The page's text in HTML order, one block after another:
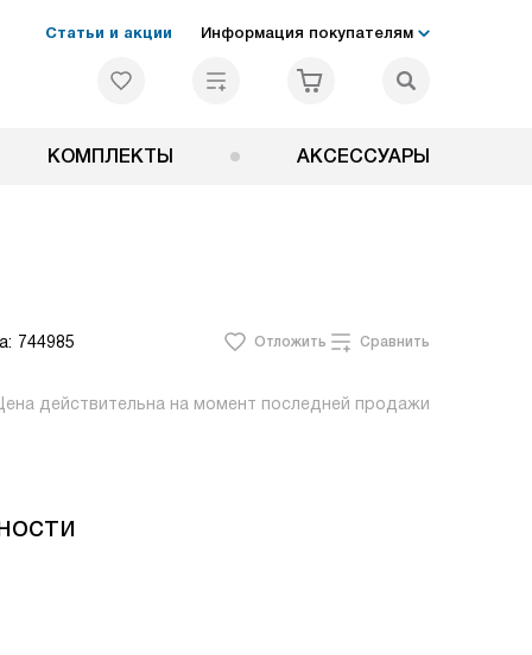
Статьи и акции Информация покупателям
КОМПЛЕКТЫ АКСЕССУАРЫ
744985 Отложить Сравнить
Цена действительна на момент последней продажи